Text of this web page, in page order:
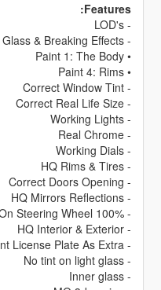
Features:
- LOD's
- Breakable Glass & Breaking Effects
• Paint 1: The Body
• Paint 4: Rims
- Correct Window Tint
- Correct Real Life Size
- Working Lights
- Real Chrome
- Working Dials
- HQ Rims & Tires
- Correct Doors Opening
- HQ Mirrors Reflections
- Hands On Steering Wheel 100%
- HQ Interior & Exterior
- Front License Plate As Extra
- No tint on light glass
- Inner glass